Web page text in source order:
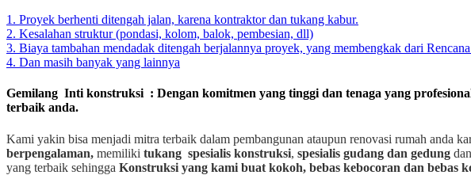
1. Proyek berhenti ditengah jalan, karena kontraktor dan tukang kabur.
2. Kesalahan struktur (pondasi, kolom, balok, pembesian, dll)
3. Biaya tambahan mendadak ditengah berjalannya proyek, yang membengkak dari
4. Dan masih banyak yang lainnya
Gemilang Inti konstruksi : Dengan komitmen yang tinggi dan tenaga yang
terbaik anda.
Kami yakin bisa menjadi mitra terbaik dalam pembangunan ataupun renovasi rumah anda
berpengalaman, memiliki tukang spesialis konstruksi, spesialis gudang dan gedung
yang terbaik sehingga Konstruksi yang kami buat kokoh, bebas kebocoran dan bebas